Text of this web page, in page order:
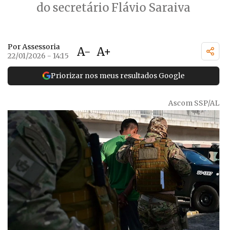
do secretário Flávio Saraiva
Por Assessoria
22/01/2026 - 14:15
A- A+
Priorizar nos meus resultados Google
Ascom SSP/AL